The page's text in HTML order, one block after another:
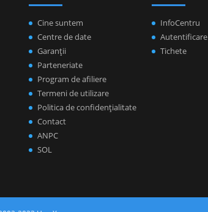
Cine suntem
Centre de date
Garanţii
Parteneriate
Program de afiliere
Termeni de utilizare
Politica de confidenţialitate
Contact
ANPC
SOL
InfoCentru
Autentificare
Tichete